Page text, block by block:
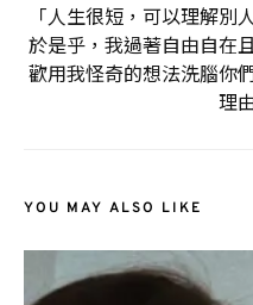
「人生很短，可以理解別
於是乎，我過著自由自在
歡用我怪奇的想法洗腦你
理
YOU MAY ALSO LIKE